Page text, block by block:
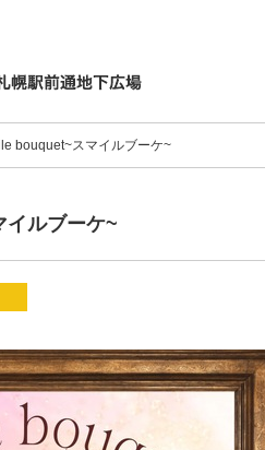
bouquet~スマイルブーケ~
ルブーケ~